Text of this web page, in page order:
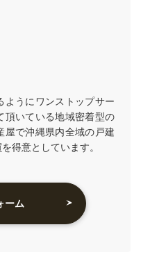
ようにワンストップサー
頂いている地域密着型の
屋で沖縄県内全域の戸建
得意としています。
ーム